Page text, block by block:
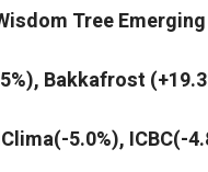
Tree
Bakkafrost
5.0%), ICBC(-